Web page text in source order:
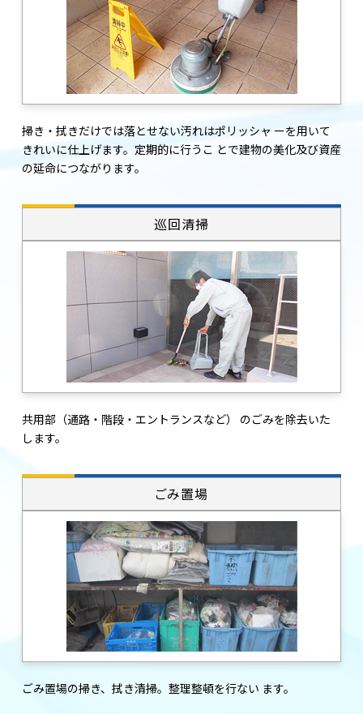
掃き・拭きだけでは落とせない汚れはポリッシャ ーを用いて
きれいに仕上げます。定期的に行うこ とで建物の美化及び資産
の延命につながります。
巡回清掃
共用部（通路・階段・エントランスなど） のごみを除去いた
します。
ごみ置場
ごみ置場の掃き、拭き清掃。整理整頓を行ない ます。